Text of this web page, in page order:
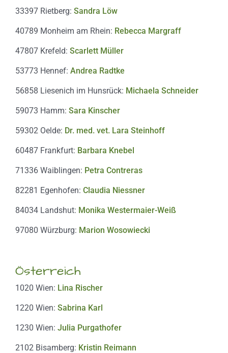
33397 Rietberg: Sandra Löw
40789 Monheim am Rhein: Rebecca Margraff
47807 Krefeld: Scarlett Müller
53773 Hennef: Andrea Radtke
56858 Liesenich im Hunsrück: Michaela Schneider
59073 Hamm: Sara Kinscher
59302 Oelde: Dr. med. vet. Lara Steinhoff
60487 Frankfurt: Barbara Knebel
71336 Waiblingen: Petra Contreras
82281 Egenhofen: Claudia Niessner
84034 Landshut: Monika Westermaier-Weiß
97080 Würzburg: Marion Wosowiecki
Österreich
1020 Wien: Lina Rischer
1220 Wien: Sabrina Karl
1230 Wien: Julia Purgathofer
2102 Bisamberg: Kristin Reimann